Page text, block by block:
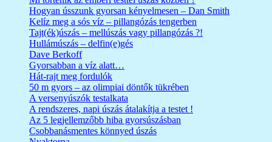
Hogyan ússzunk gyorsan kényelmesen – Dan Smith
Kelíz meg a sós víz – pillangózás tengerben
Tajt(ék)úszás – mellúszás vagy pillangózás ?!
Hullámúszás – delfin(e)gés
Dave Berkoff
Gyorsabban a víz alatt…
Hát-rajt meg fordulók
50 m gyors – az olimpiai döntők tükrében
A versenyúszók testalkata
A rendszeres, napi úszás átalakítja a testet !
Az 5 legjellemzőbb hiba gyorsúszásban
Csobbanásmentes könnyed úszás